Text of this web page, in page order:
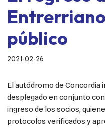
público
2021-02-26
El autódromo de Concordia
desplegado en conjunto
ingreso de los socios,
protocolos verificados y